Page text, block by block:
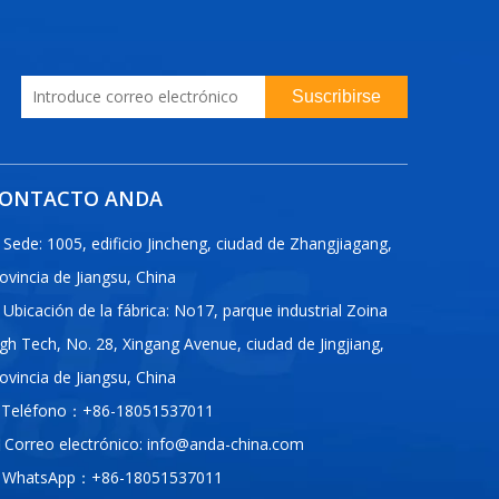
Suscribirse
ANDA
Sede: 1005, edificio Jincheng, ciudad de Zhangjiagang,
de Jiangsu, China
Ubicación de la fábrica: No17, parque industrial Zoina
Tech, No. 28, Xingang Avenue, ciudad de Jingjiang,
de Jiangsu, China
Teléfono：+86-18051537011
Correo electrónico: info@anda-china.com
WhatsApp：+86-18051537011